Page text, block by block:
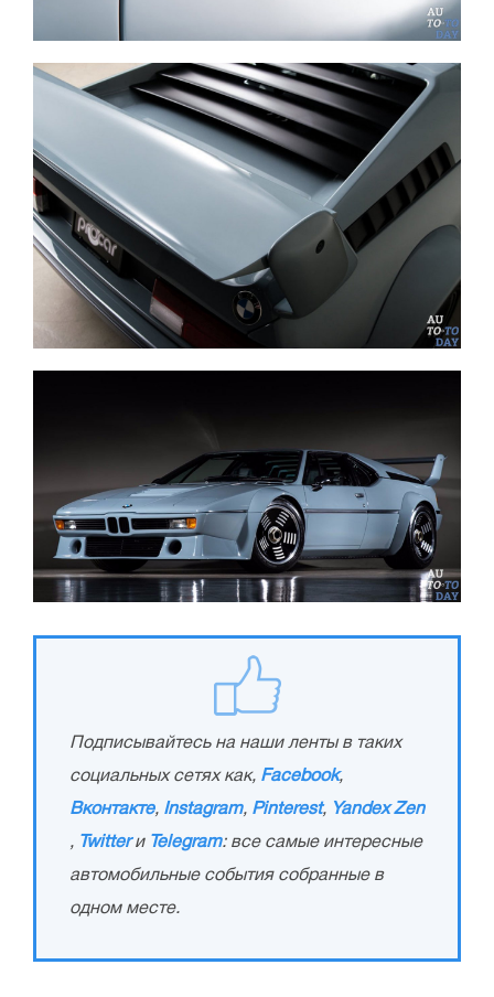
Подписывайтесь на наши ленты в таких
социальных сетях как, Facebook,
Вконтакте, Instagram, Pinterest, Yandex Zen
, Twitterи Telegram: все самые интересные
автомобильные события собранные в
одном месте.